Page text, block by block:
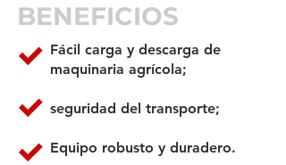
BENEFICIOS
Fácil carga y descarga de
maquinaria agrícola;
seguridad del transporte;
Equipo robusto y duradero.